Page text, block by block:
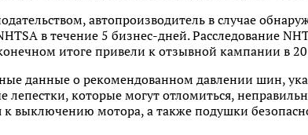
автопроизводитель в случае
в течение 5 бизнес-дней. Расследование
итоге привели к отзывной кампании в
данные о рекомендованном давлении шин,
лепестки, которые могут отломиться,
к выключению мотора, а также подушки